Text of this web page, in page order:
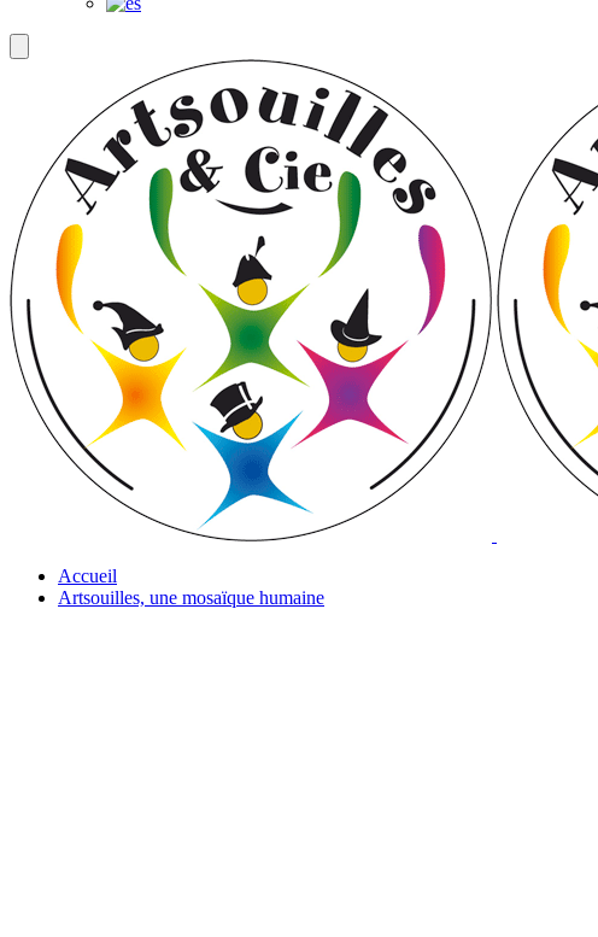
Accueil
Artsouilles, une mosaïque humaine